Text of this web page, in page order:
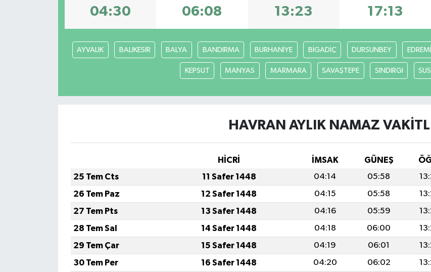
04:30 06:08 13:23 17:13
AYVALIK BALIKESİR BALYA BANDIRMA BURHANİYE BİGADİÇ DURSUNBEY
KEPSUT MANYAS MARMARA SAVAŞTEPE SINDIRGI
HAVRAN AYLIK NAMAZ
HİCRİ İMSAK GÜNEŞ
25 Tem Cts
11 Safer 1448 04:14 05:58
26 Tem Paz
12 Safer 1448 04:15 05:58
27 Tem Pts
13 Safer 1448 04:16 05:59
28 Tem Sal
14 Safer 1448 04:18 06:00
29 Tem Çar
15 Safer 1448 04:19 06:01
30 Tem Per
16 Safer 1448 04:20 06:02